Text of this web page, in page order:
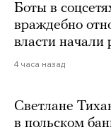
Боты в
враждебно
власти начали
4 часа назад
Светлане
в польском